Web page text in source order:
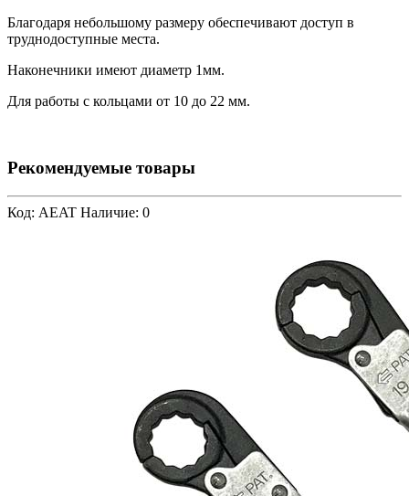
Благодаря небольшому размеру обеспечивают доступ в
труднодоступные места.
Наконечники имеют диаметр 1мм.
Для работы с кольцами от 10 до 22 мм.
Рекомендуемые товары
Код: AEAT Наличие: 0